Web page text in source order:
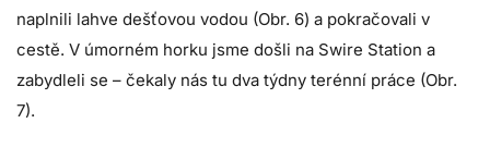
naplnili lahve dešťovou vodou (Obr. 6) a pokračovali v
cestě. V úmorném horku jsme došli na Swire Station a
zabydleli se – čekaly nás tu dva týdny terénní práce (Obr.
7).